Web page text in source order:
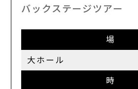
バックステージツアー
場
大ホール
時